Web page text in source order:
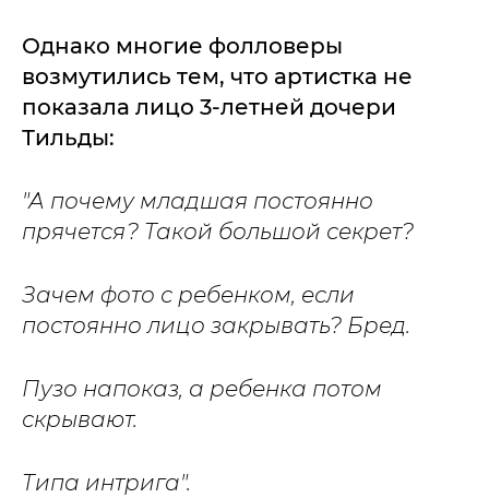
Однако многие фолловеры
возмутились тем, что артистка не
показала лицо 3-летней дочери
Тильды:
"А почему младшая постоянно
прячется? Такой большой секрет?
Зачем фото с ребенком, если
постоянно лицо закрывать? Бред.
Пузо напоказ, а ребенка потом
скрывают.
Типа интрига".